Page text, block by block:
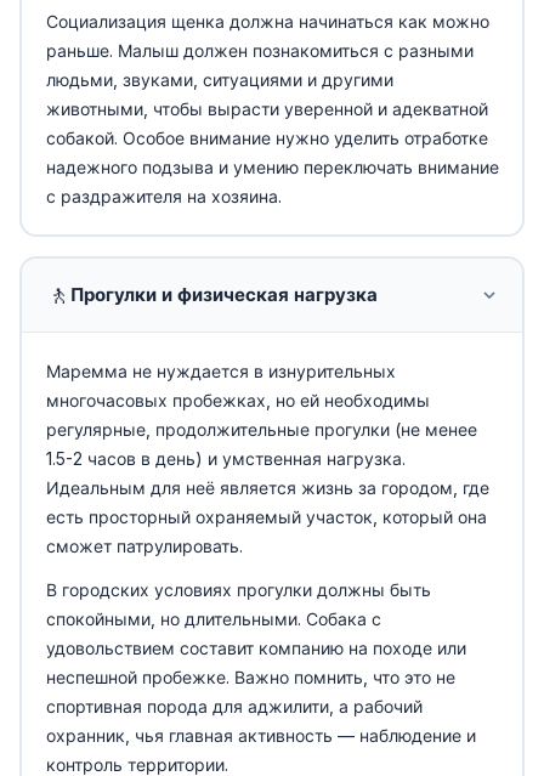
Социализация щенка должна начинаться как можно
раньше. Малыш должен познакомиться с разными
людьми, звуками, ситуациями и другими
животными, чтобы вырасти уверенной и адекватной
собакой. Особое внимание нужно уделить отработке
надежного подзыва и умению переключать внимание
с раздражителя на хозяина.
🚶 Прогулки и физическая нагрузка
Маремма не нуждается в изнурительных
многочасовых пробежках, но ей необходимы
регулярные, продолжительные прогулки (не менее
1.5-2 часов в день) и умственная нагрузка.
Идеальным для неё является жизнь за городом, где
есть просторный охраняемый участок, который она
сможет патрулировать.
В городских условиях прогулки должны быть
спокойными, но длительными. Собака с
удовольствием составит компанию на походе или
неспешной пробежке. Важно помнить, что это не
спортивная порода для аджилити, а рабочий
охранник, чья главная активность — наблюдение и
контроль территории.